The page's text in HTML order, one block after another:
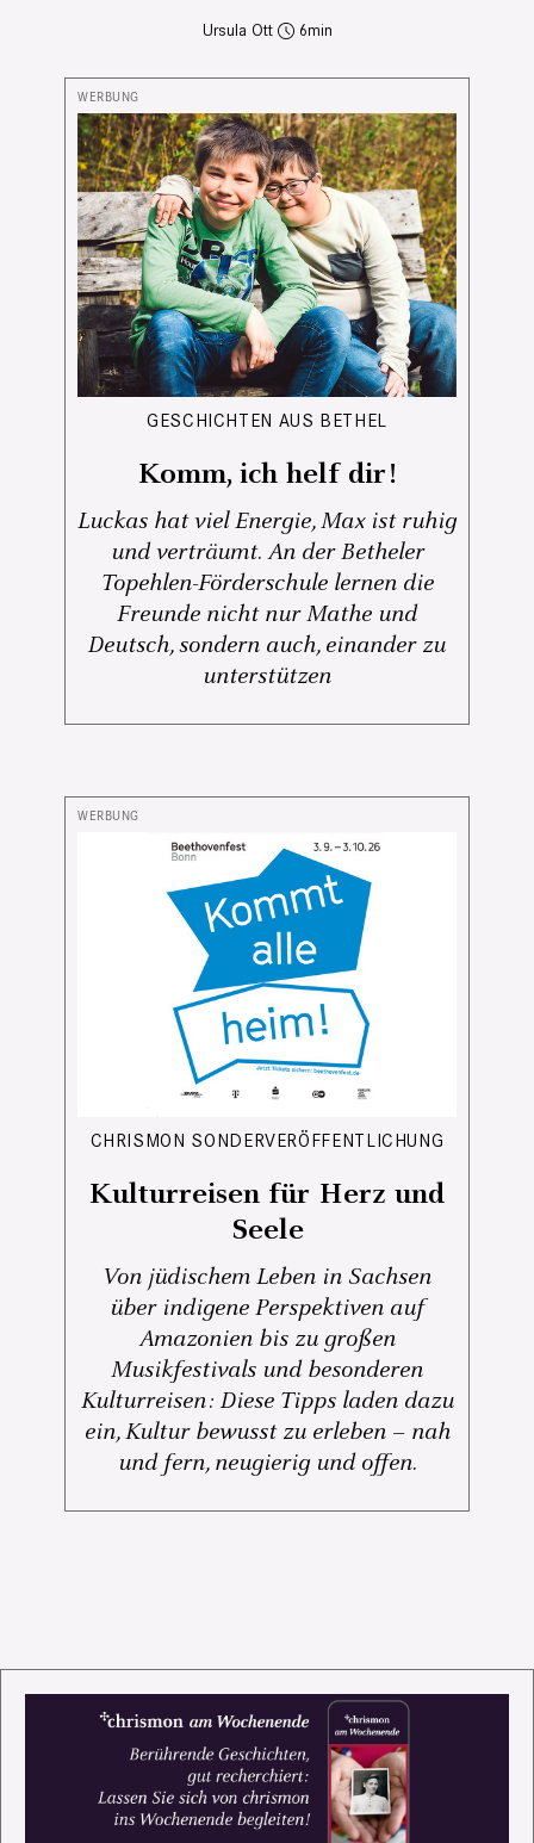
Ursula Ott 6
GESCHICHTEN AUS BETHEL
Komm, ich helf dir!
Luckas hat viel Energie, Max ist ruhig
und verträumt. An der Betheler
Topehlen-Förderschule lernen die
Freunde nicht nur Mathe und
Deutsch, sondern auch, einander zu
unterstützen
CHRISMON SONDERVERÖFFENTLICHUNG
Kulturreisen für Herz und
Seele
Von jüdischem Leben in Sachsen
über indigene Perspektiven auf
Amazonien bis zu großen
Musikfestivals und besonderen
Kulturreisen: Diese Tipps laden dazu
ein, Kultur bewusst zu erleben – nah
und fern, neugierig und offen.